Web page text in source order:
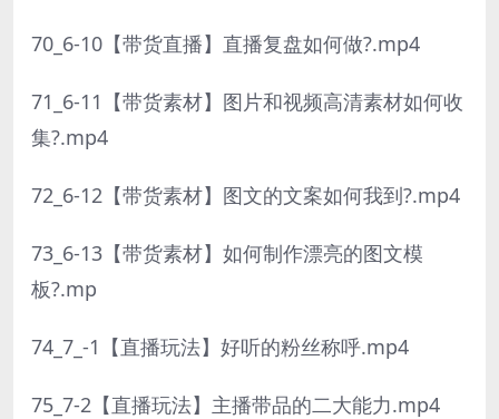
70_6-10【带货直播】直播复盘如何做?.mp4
71_6-11【带货素材】图片和视频高清素材如何收
集?.mp4
72_6-12【带货素材】图文的文案如何我到?.mp4
73_6-13【带货素材】如何制作漂亮的图文模
板?.mp
74_7_-1【直播玩法】好听的粉丝称呼.mp4
75_7-2【直播玩法】主播带品的二大能力.mp4